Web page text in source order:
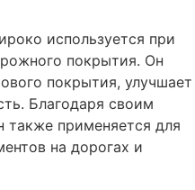
используется при
покрытия. Он
покрытия, улучшает
Благодаря своим
также применяется для
на дорогах и